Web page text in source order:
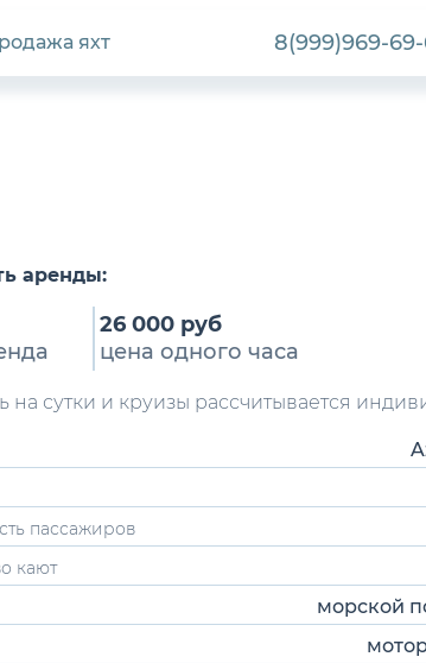
яхт 8(999)969-
аренды:
26 000 руб
цена одного часа
на сутки и круизы рассчитывается
пассажиров
кают
морской